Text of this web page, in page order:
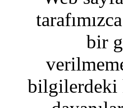
bir
bilgilerdeki